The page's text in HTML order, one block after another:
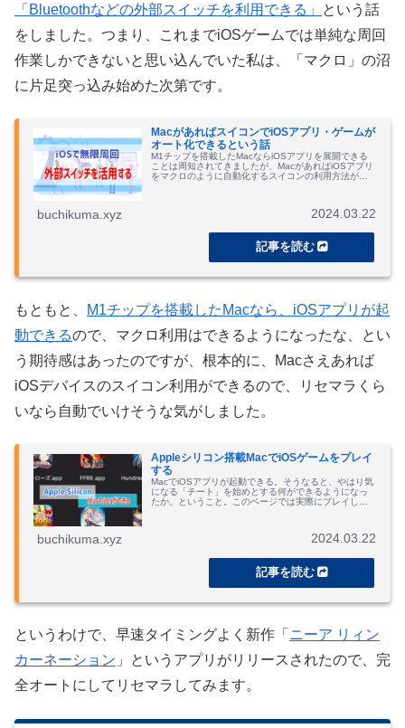
「Bluetoothなどの外部スイッチを利用できる」
という話
をしました。つまり、これまでiOSゲームでは単純な周回
作業しかできないと思い込んでいた私は、「マクロ」の沼
に片足突っ込み始めた次第です。
MacがあればスイコンでiOSアプリ・ゲームが
オート化できるという話
M1チップを搭載したMacならiOSアプリを展開できる
ことは周知されてきましたが、MacがあればiOSアプリ
をマクロのように自動化するスイコンの利用方法が拡
buchikuma.xyz 2024.03.22
もともと、
M1チップを搭載したMacなら、iOSアプリが起
動できるので、マクロ利用はできるようになったな、とい
う期待感はあったのですが、根本的に、Macさえあれば
iOSデバイスのスイコン利用ができるので、リセマラくら
いなら自動でいけそうな気がしました。
Appleシリコン搭載MacでiOSゲームをプレイ
する
MacでiOSアプリが起動できる。そうなると、やはり気
になる「チート」を始めとする何ができるようになっ
たか、ということ。このページでは実際にプレイして
buchikuma.xyz 2024.03.22
というわけで、早速タイミングよく新作「 ニーア リィン
カーネーション 」というアプリがリリースされたので、完
全オートにしてリセマラしてみます。